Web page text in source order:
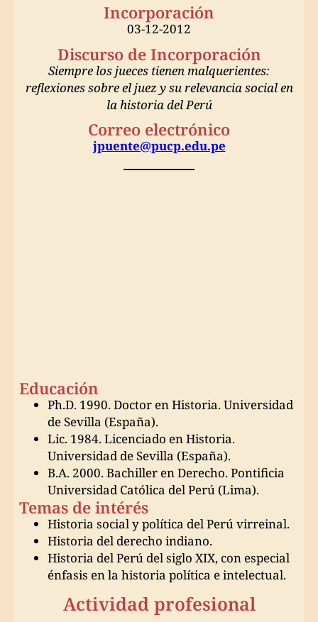
Incorporación
03-12-2012
Discurso de Incorporación
Siempre los jueces tienen malquerientes:
reflexiones sobre el juez y su relevancia social en
la historia del Perú
Correo electrónico
jpuente@pucp.edu.pe
Educación
Ph.D. 1990. Doctor en Historia. Universidad
de Sevilla (España).
Lic. 1984. Licenciado en Historia.
Universidad de Sevilla (España).
B.A. 2000. Bachiller en Derecho. Pontificia
Universidad Católica del Perú (Lima).
Temas de intérés
Historia social y política del Perú virreinal.
Historia del derecho indiano.
Historia del Perú del siglo XIX, con especial
énfasis en la historia política e intelectual.
Actividad profesional